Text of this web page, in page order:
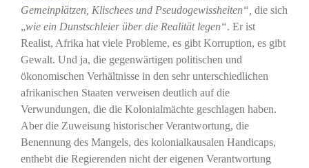
Gemeinplätzen, Klischees und Pseudogewissheiten“, die sich
„wie ein Dunstschleier über die Realität legen“. Er ist
Realist, Afrika hat viele Probleme, es gibt Korruption, es gibt
Gewalt. Und ja, die gegenwärtigen politischen und
ökonomischen Verhältnisse in den sehr unterschiedlichen
afrikanischen Staaten verweisen deutlich auf die
Verwundungen, die die Kolonialmächte geschlagen haben.
Aber die Zuweisung historischer Verantwortung, die
Benennung des Mangels, des kolonialkausalen Handicaps,
enthebt die Regierenden nicht der eigenen Verantwortung